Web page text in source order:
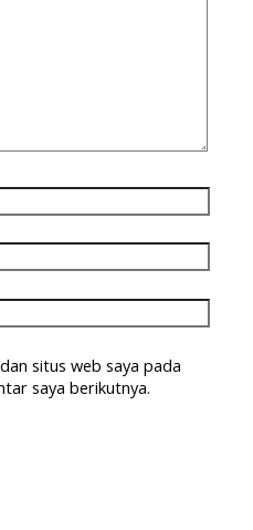
situs web saya pada
saya berikutnya.